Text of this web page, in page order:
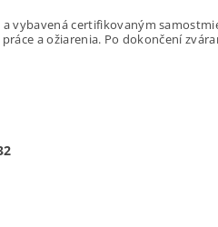
vybavená certifikovaným
a ožiarenia. Po dokončení